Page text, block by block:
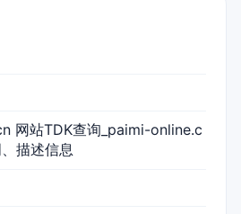
网站TDK查询_paimi-online.c
描述信息